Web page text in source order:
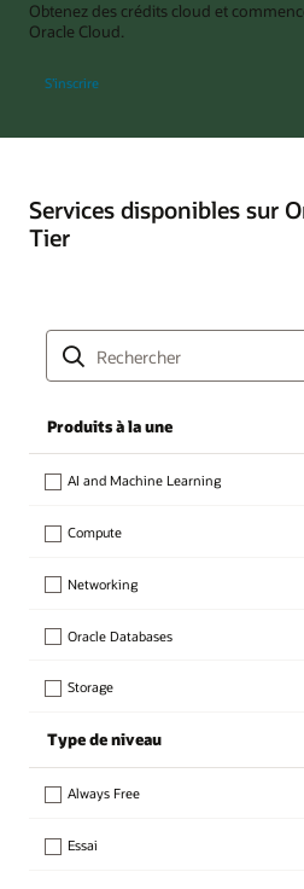
Obtenez des crédits cloud et
Oracle Cloud.
S’inscrire
Services disponibles sur
Tier
Produits à la une
AI and Machine Learning
Compute
Networking
Oracle Databases
Storage
Type de niveau
Always Free
Essai